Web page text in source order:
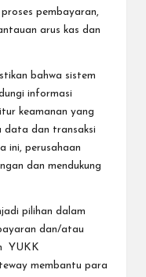
pembayaran,
arus kas dan
bahwa sistem
informasi
keamanan yang
data dan transaksi
ini, perusahaan
dan mendukung
pilihan dalam
dan/atau
YUKK
membantu para